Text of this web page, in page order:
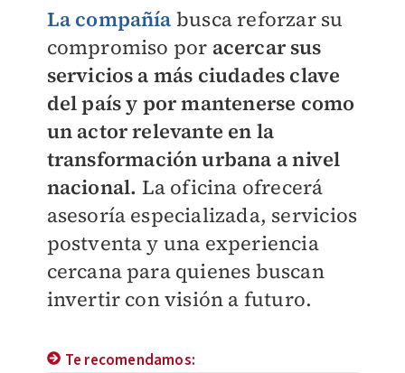
La compañía busca reforzar su
compromiso por acercar sus
servicios a más ciudades clave
del país y por mantenerse como
un actor relevante en la
transformación urbana a nivel
nacional. La oficina ofrecerá
asesoría especializada, servicios
postventa y una experiencia
cercana para quienes buscan
invertir con visión a futuro.
Te recomendamos: